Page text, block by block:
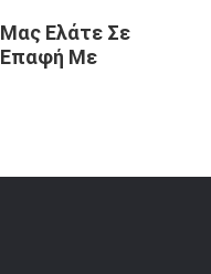
Μας Ελάτε Σε
Επαφή Με